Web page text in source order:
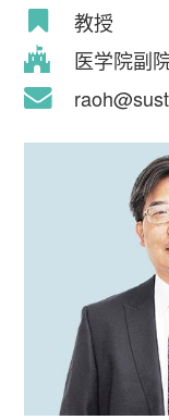
教授
医学院副